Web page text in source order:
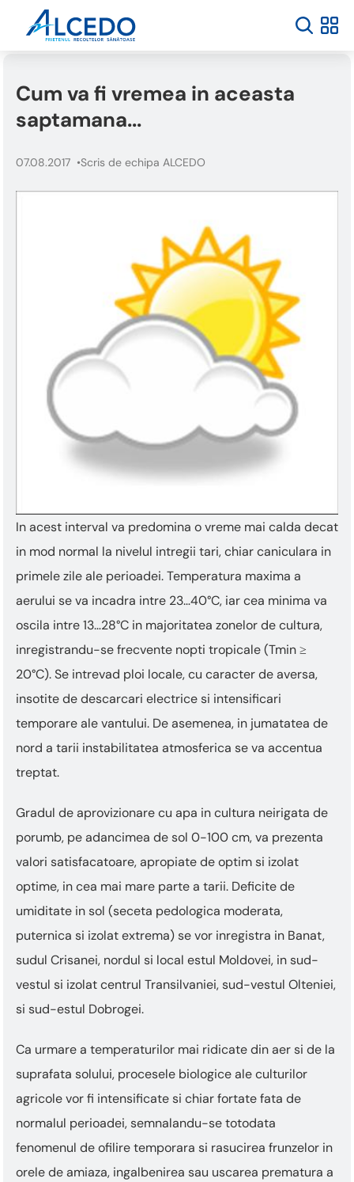
Cum va fi vremea in aceasta
saptamana...
07.08.2017 Scris de echipa ALCEDO
In acest interval va predomina o vreme mai calda decat
in mod normal la nivelul intregii tari, chiar caniculara in
primele zile ale perioadei. Temperatura maxima a
aerului se va incadra intre 23…40°C, iar cea minima va
oscila intre 13…28°C in majoritatea zonelor de cultura,
inregistrandu-se frecvente nopti tropicale (Tmin ≥
20°C). Se intrevad ploi locale, cu caracter de aversa,
insotite de descarcari electrice si intensificari
temporare ale vantului. De asemenea, in jumatatea de
nord a tarii instabilitatea atmosferica se va accentua
treptat.
Gradul de aprovizionare cu apa in cultura neirigata de
porumb, pe adancimea de sol 0-100 cm, va prezenta
valori satisfacatoare, apropiate de optim si izolat
optime, in cea mai mare parte a tarii. Deficite de
umiditate in sol (seceta pedologica moderata,
puternica si izolat extrema) se vor inregistra in Banat,
sudul Crisanei, nordul si local estul Moldovei, in sud-
vestul si izolat centrul Transilvaniei, sud-vestul Olteniei,
si sud-estul Dobrogei.
Ca urmare a temperaturilor mai ridicate din aer si de la
suprafata solului, procesele biologice ale culturilor
agricole vor fi intensificate si chiar fortate fata de
normalul perioadei, semnalandu-se totodata
fenomenul de ofilire temporara si rasucirea frunzelor in
orele de amiaza, ingalbenirea sau uscarea prematura a